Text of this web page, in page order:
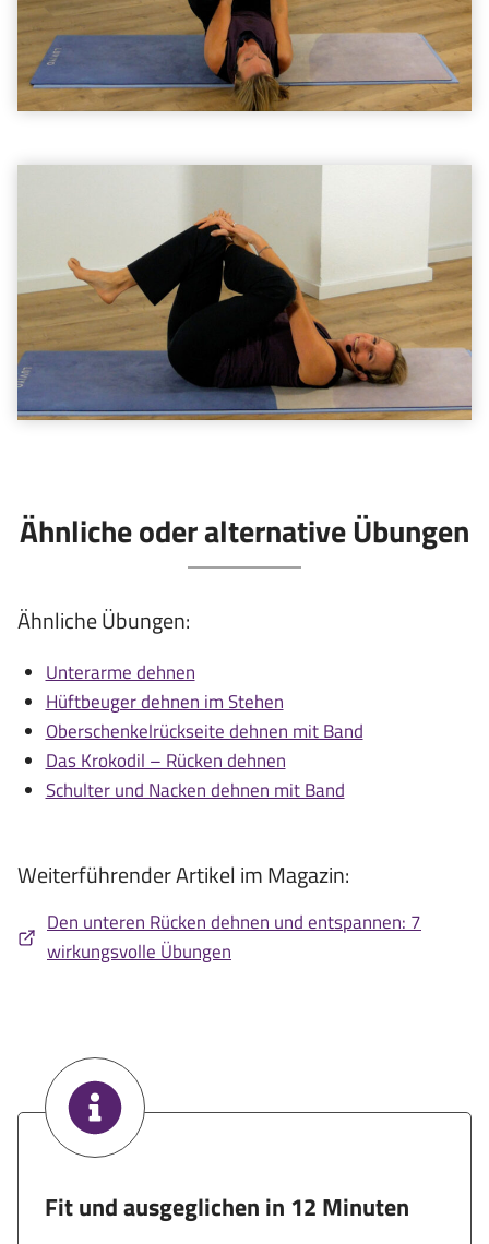
Ähnliche oder alternative Übungen
Ähnliche Übungen:
Unterarme dehnen
Hüftbeuger dehnen im Stehen
Oberschenkelrückseite dehnen mit Band
Das Krokodil – Rücken dehnen
Schulter und Nacken dehnen mit Band
Weiterführender Artikel im Magazin:
Den unteren Rücken dehnen und entspannen: 7
wirkungsvolle Übungen
Fit und ausgeglichen in 12 Minuten